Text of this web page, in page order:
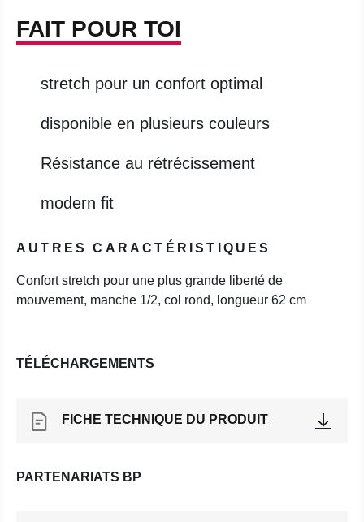
FAIT POUR TOI
stretch pour un confort optimal
disponible en plusieurs couleurs
Résistance au rétrécissement
modern fit
AUTRES CARACTÉRISTIQUES
Confort stretch pour une plus grande liberté de
mouvement, manche 1/2, col rond, longueur 62 cm
TÉLÉCHARGEMENTS
FICHE TECHNIQUE DU PRODUIT
PARTENARIATS BP